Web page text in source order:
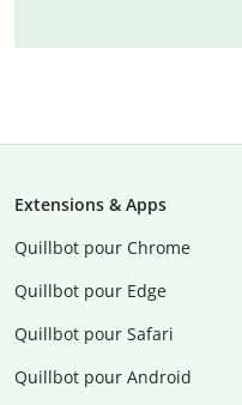
Extensions & Apps
Quillbot pour Chrome
Quillbot pour Edge
Quillbot pour Safari
Quillbot pour Android